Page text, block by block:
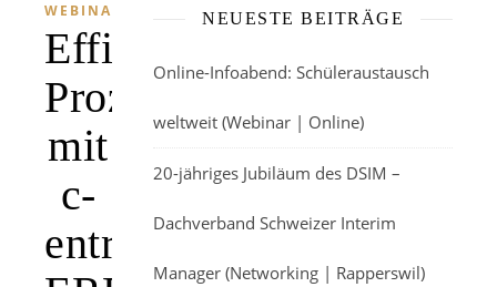
WEBINAR
Effiziente
Prozesse
mit
c-
entron
NEUESTE BEITRÄGE
Online-Infoabend: Schüleraustausch
weltweit (Webinar | Online)
20-jähriges Jubiläum des DSIM –
Dachverband Schweizer Interim
Manager (Networking | Rapperswil)